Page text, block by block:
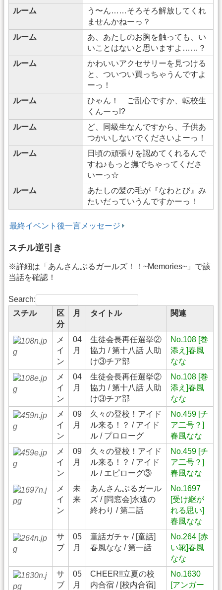
ルーム
う〜ん……そろそろ解放してくれ
ませんかねーっ？
ルーム
あ、あたしのお胸を触っても、い
いことはないと思いますよ……？
ルーム
かわいいアクセサリーを見つける
と、ついつい買っちゃうんですよ
ーっ！
ルーム
ひゃん！ ご乱心ですか、転校生
くんーっ!?
ルーム
ど、同級生なんですから、子供あ
つかいしないでくださいよーっ！
ルーム
日頃の頑張りを認めてくれるんで
すね♪もっと撫でちゃってくださ
いーっ☆
ルーム
あたしの髪の毛が『なわとび』み
たいだっていうんですかーっ！
最終イベント後一言メッセージ
スチル逆引き
※詳細は「あんさんぶるガールズ！！~Memories~」で該
当話を確認！
Search:
スチル
区
分
月 タイトル 関連
メ
イ
ン
04
月
生徒会長再任選挙②
協力 / 第十八話 人助
け③チア部
No.108 [巻
添え]春風
なな
メ
イ
ン
04
月
生徒会長再任選挙②
協力 / 第十八話 人助
け③チア部
No.108 [巻
添え]春風
なな
メ
イ
ン
09
月
久々の登校！アイド
ル来る！？ / アイド
ル / プロローグ
No.459 [チ
ア二号？]
春風なな
メ
イ
ン
09
月
久々の登校！アイド
ル来る！？ / アイド
ル / エピローグ③
No.459 [チ
ア二号？]
春風なな
メ
イ
ン
未
来
あんさんぶるガール
ズ / [同窓会]永遠の
終わり / 第二話
No.1697
[受け継が
れる思い]
春風なな
サ
ブ
05
月
童話ガチャ / [童話]
春風なな / 第一話
No.264 [赤
い靴]春風
なな
サ
ブ
05
月
CHEER!!立夏の校
内合宿 / [校内合宿]
No.1630
[アンガー